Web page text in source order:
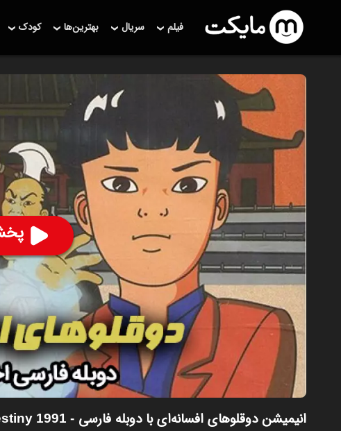
فیلم سریال بهترین‌ها کودک
انیمیشن دوقلوهای افسانه‌ای با دوبله فارسی - The Twins of Destiny 1991